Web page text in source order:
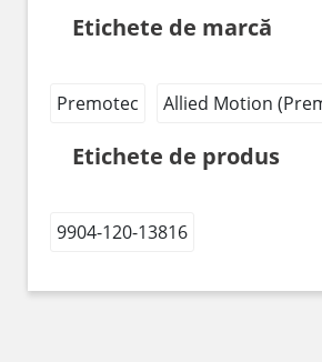
Etichete de marcă
Premotec Allied Motion
Etichete de produs
9904-120-13816